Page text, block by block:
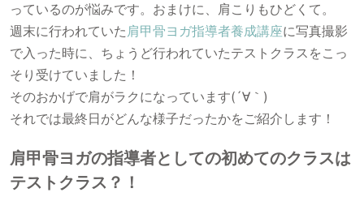
っているのが悩みです。おまけに、肩こりもひどくて。
週末に行われていた 肩甲骨ヨガ指導者養成講座に写真撮影
で入った時に、ちょうど行われていたテストクラスをこっ
そり受けていました！
そのおかげで肩がラクになっています(´∀｀)
それでは最終日がどんな様子だったかをご紹介します！
肩甲骨ヨガの指導者としての初めてのクラスは
テストクラス？！